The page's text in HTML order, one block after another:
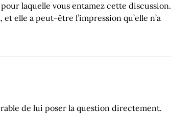
laquelle vous entamez cette discussion.
elle a peut-être l’impression qu’elle n’a
de lui poser la question directement.